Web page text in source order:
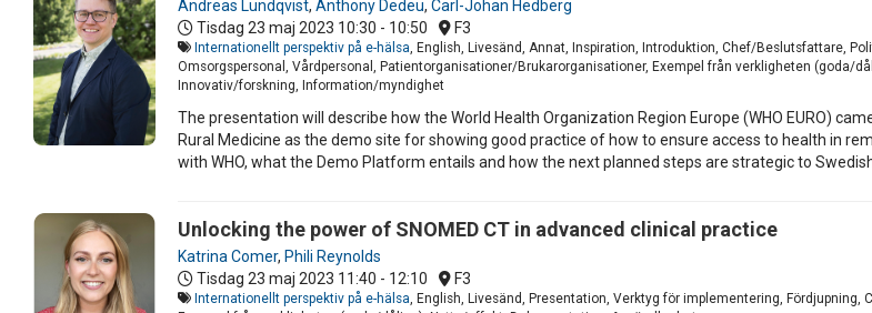
Andreas Lundqvist, Anthony Dedeu, Carl-Johan Hedberg
Tisdag 23 maj 2023 10:30 - 10:50 F3
Internationellt perspektiv på e-hälsa, English, Livesänd, Annat, Inspiration, Introduktion, Chef/Beslutsfattare,
Omsorgspersonal, Vårdpersonal, Patientorganisationer/Brukarorganisationer, Exempel från verkligheten (goda/
Innovativ/forskning, Information/myndighet
The presentation will describe how the World Health Organization Region Europe (WHO EURO)
Rural Medicine as the demo site for showing good practice of how to ensure access to health in
with WHO, what the Demo Platform entails and how the next planned steps are strategic to
Unlocking the power of SNOMED CT in advanced clinical practice
Katrina Comer, Phili Reynolds
Tisdag 23 maj 2023 11:40 - 12:10 F3
Internationellt perspektiv på e-hälsa, English, Livesänd, Presentation, Verktyg för implementering,